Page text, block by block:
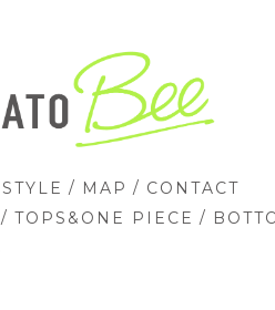
STYLE / MAP / CONTACT
/ TOPS&ONE PIECE /